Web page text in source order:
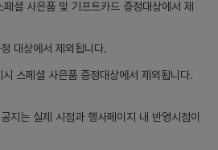
셜 사은품 및 기프트카드 증정대상에서 제
대상에서 제외됩니다.
스페셜 사은품 증정대상에서 제외됩니다.
지는 실제 시점과 행사페이지 내 반영시점이